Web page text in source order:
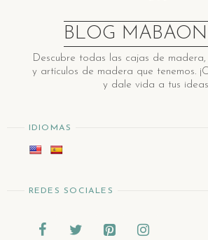
BLOG
Descubre ​t​odas las cajas de
y artículos de madera ​q​ue tenemos.
y dale vida a tus
IDIOMAS
REDES SOCIALES